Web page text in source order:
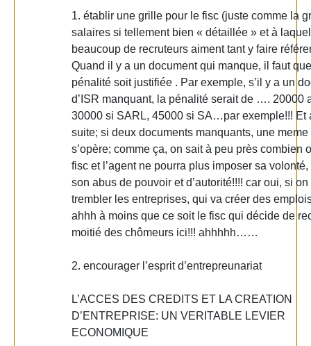
1. établir une grille pour le fisc (juste comme la
salaires si tellement bien « détaillée » et à
beaucoup de recruteurs aiment tant y faire
Quand il y a un document qui manque, il faut
pénalité soit justifiée . Par exemple, s’il y a un
d’ISR manquant, la pénalité serait de …. 20000
30000 si SARL, 45000 si SA…par exemple!!! Et
suite; si deux documents manquants, une
s’opère; comme ça, on sait à peu près combien
fisc et l’agent ne pourra plus imposer sa volonté,
son abus de pouvoir et d’autorité!!!! car oui, si on
trembler les entreprises, qui va créer des
ahhh à moins que ce soit le fisc qui décide de
moitié des chômeurs ici!!! ahhhhh……
2. encourager l’esprit d’entrepreunariat
L’ACCES DES CREDITS ET LA CREATION
D’ENTREPRISE: UN VERITABLE LEVIER
ECONOMIQUE